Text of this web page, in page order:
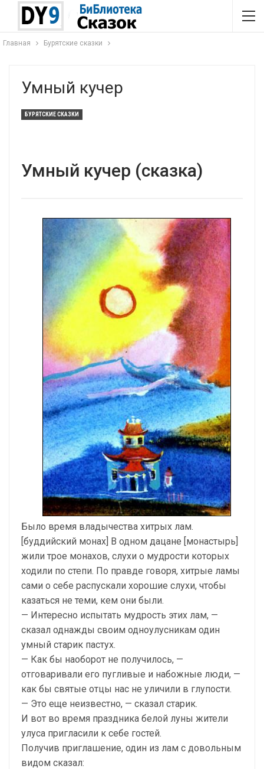
Главная Бурятские сказки
Умный кучер
БУРЯТСКИЕ СКАЗКИ
Умный кучер (сказка)
Было время владычества хитрых лам.
[буддийский монах] В одном дацане [монастырь]
жили трое монахов, слухи о мудрости которых
ходили по степи. По правде говоря, хитрые ламы
сами о себе распускали хорошие слухи, чтобы
казаться не теми, кем они были.
— Интересно испытать мудрость этих лам, —
сказал однажды своим одноулусникам один
умный старик пастух.
— Как бы наоборот не получилось, —
отговаривали его пугливые и набожные люди, —
как бы святые отцы нас не уличили в глупости.
— Это еще неизвестно, — сказал старик.
И вот во время праздника белой луны жители
улуса пригласили к себе гостей.
Получив приглашение, один из лам с довольным
видом сказал: